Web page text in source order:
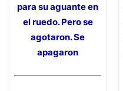
para su aguante en
el ruedo. Pero se
agotaron. Se
apagaron